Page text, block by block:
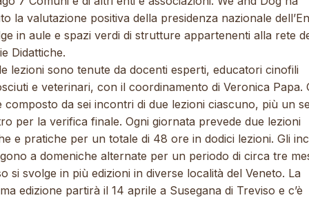
la valutazione positiva della presidenza nazionale
in aule e spazi verdi di strutture appartenenti alla rete
Didattiche.
lezioni sono tenute da docenti esperti, educatori cinofili
e veterinari, con il coordinamento di Veronica Papa.
composto da sei incontri di due lezioni ciascuno, più un
per la verifica finale. Ogni giornata prevede due lezioni
e pratiche per un totale di 48 ore in dodici lezioni. Gli
a domeniche alternate per un periodo di circa tre
si svolge in più edizioni in diverse località del Veneto. La
edizione partirà il 14 aprile a Susegana di Treviso e c’è